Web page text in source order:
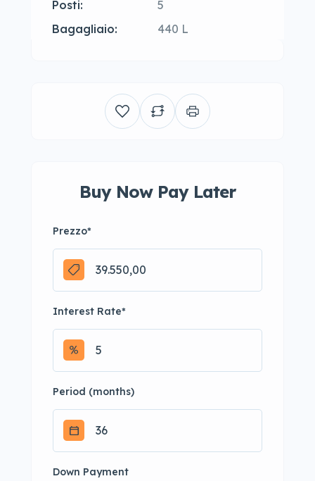
Posti:
5
Bagagliaio:
440 L
Buy Now Pay Later
Prezzo*
Interest Rate*
Period (months)
Down Payment